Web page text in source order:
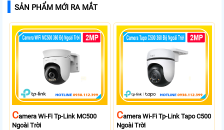
SẢN PHẨM MỚI RA MẮT
CAmera Wi-Fi Tp-Link MC500
Ngoài Trời
CAmera Wi-Fi Tp-Link Tapo C500
Ngoài Trời